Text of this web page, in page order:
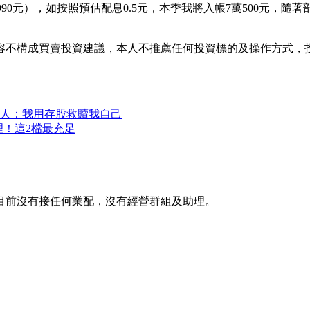
元），如按照預估配息0.5元，本季我將入帳7萬500元，隨
構成買賣投資建議，本人不推薦任何投資標的及操作方式，
：我用存股救贖我自己
這2檔最充足
沒有接任何業配，沒有經營群組及助理。